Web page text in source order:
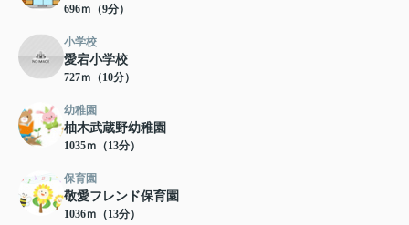
696ｍ（9分）
小学校
愛宕小学校
727ｍ（10分）
幼稚園
柚木武蔵野幼稚園
1035ｍ（13分）
保育園
敬愛フレンド保育園
1036ｍ（13分）